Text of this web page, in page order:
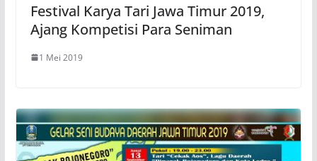
Festival Karya Tari Jawa Timur 2019,
Ajang Kompetisi Para Seniman
1 Mei 2019